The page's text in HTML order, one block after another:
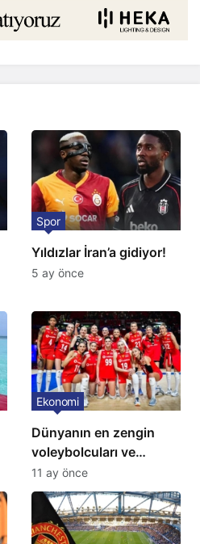
Yıldızlar İran’a gidiyor!
Spor
5 ay önce
Dünyanın en zengin
voleybolcuları ve
servetleri açıklandı:
Listede 2 Türk yıldız
bulunuyor
Ekonomi
11 ay önce